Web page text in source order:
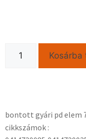
Kosárba
bontott gyári pd elem
cikkszámok :